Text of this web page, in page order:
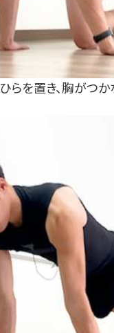
らを置き、胸がつ